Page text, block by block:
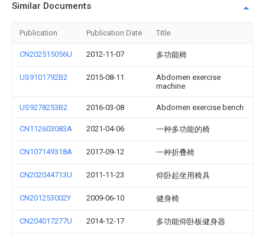
Similar Documents
Publication Publication Date Title
CN202515056U 2012-11-07 多功能椅
US9101792B2 2015-08-11
Abdomen exercise
machine
US9278253B2 2016-03-08 Abdomen exercise bench
CN112603083A 2021-04-06 一种多功能的椅
CN107149318A 2017-09-12 一种折叠椅
CN202044713U 2011-11-23 仰卧起坐用椅具
CN201253002Y 2009-06-10 健身椅
CN204017277U 2014-12-17 多功能仰卧板健身器